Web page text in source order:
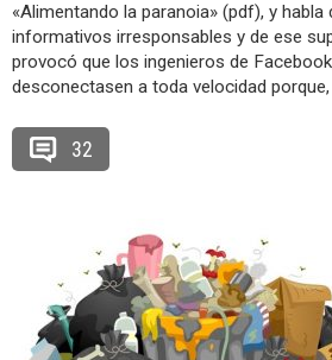
«Alimentando la paranoia» (pdf), y
informativos irresponsables y de ese
provocó que los ingenieros de
desconectasen a toda velocidad
32